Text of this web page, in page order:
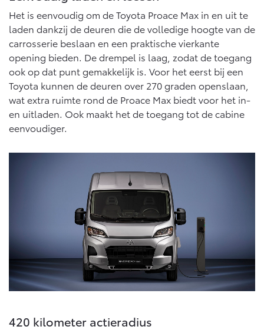
bZ4X
BATTERIJ-ELEKTRISCH
Vanaf € 39.995,-
bZ4X Touring
BATTERIJ-ELEKTRISCH
WATERSTOF-ELEKTRISCH
Vanaf € 76.695,-
Proace City (excl. BTW)
OOK ALS BATTERIJ-
ELEKTRISCH
Vanaf € 27.945,-
OOK ALS BATTERIJ-
ELEKTRISCH
Connected check
Navigatie updates
Het is eenvoudig om de Toyota Proace Max in en uit te
laden dankzij de deuren die de volledige hoogte van de
carrosserie beslaan en een praktische vierkante
opening bieden. De drempel is laag, zodat de toegang
ook op dat punt gemakkelijk is. Voor het eerst bij een
Toyota kunnen de deuren over 270 graden openslaan,
wat extra ruimte rond de Proace Max biedt voor het in-
en uitladen. Ook maakt het de toegang tot de cabine
eenvoudiger.
420 kilometer actieradius